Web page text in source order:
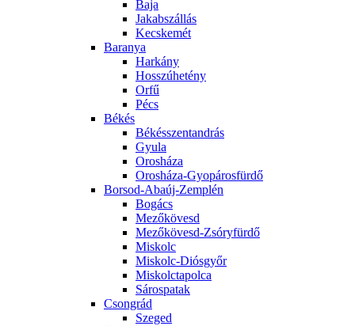
Baja
Jakabszállás
Kecskemét
Baranya
Harkány
Hosszúhetény
Orfű
Pécs
Békés
Békésszentandrás
Gyula
Orosháza
Orosháza-Gyopárosfürdő
Borsod-Abaúj-Zemplén
Bogács
Mezőkövesd
Mezőkövesd-Zsóryfürdő
Miskolc
Miskolc-Diósgyőr
Miskolctapolca
Sárospatak
Csongrád
Szeged